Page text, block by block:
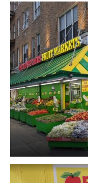
https://